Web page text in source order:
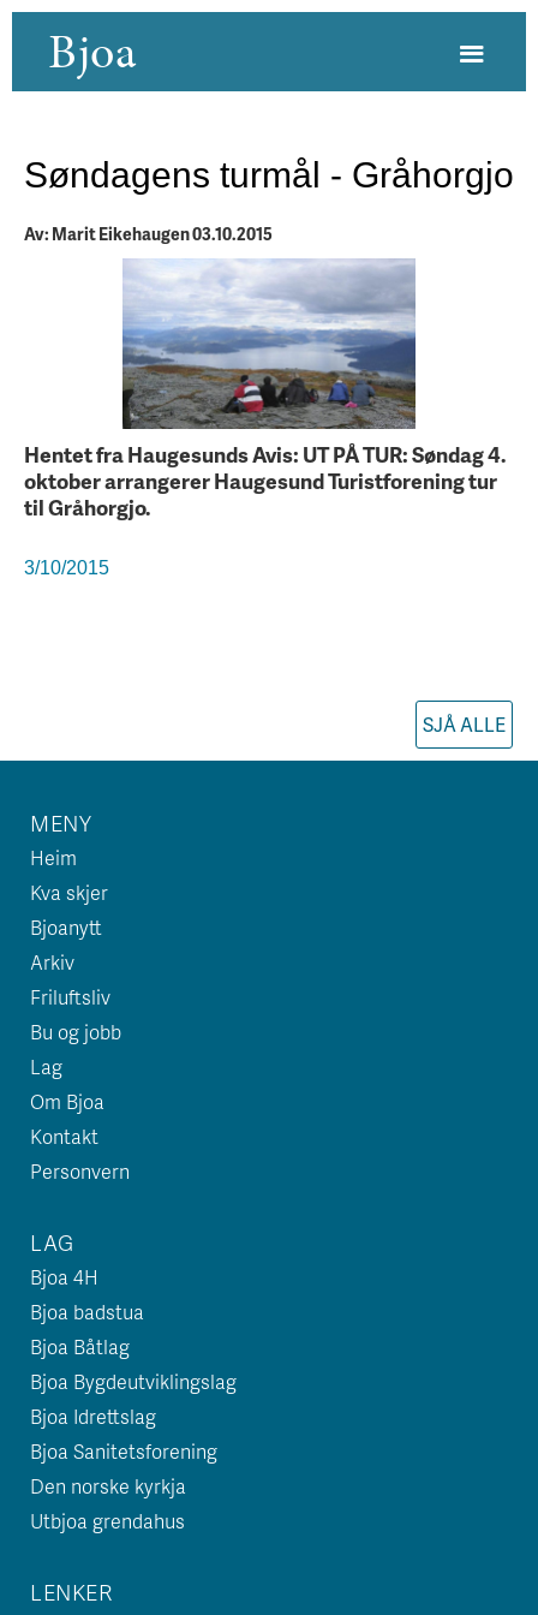
Bjoa
Søndagens turmål - Gråhorgjo
Av: Marit Eikehaugen 03.10.2015
Hentet fra Haugesunds Avis: UT PÅ TUR: Søndag 4.
oktober arrangerer Haugesund Turistforening tur
til Gråhorgjo.
3/10/2015
SJÅ ALLE
MENY
Heim
Kva skjer
Bjoanytt
Arkiv
Friluftsliv
Bu og jobb
Lag
Om Bjoa
Kontakt
Personvern
LAG
Bjoa 4H
Bjoa badstua
Bjoa Båtlag
Bjoa Bygdeutviklingslag
Bjoa Idrettslag
Bjoa Sanitetsforening
Den norske kyrkja
Utbjoa grendahus
LENKER